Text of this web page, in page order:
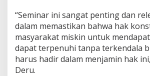
s
b
a
g
i
M
“Seminar ini sangat penting dan
dalam memastikan bahwa hak
masyarakat miskin untuk
dapat terpenuhi tanpa terkendala
harus hadir dalam menjamin hak
Deru.